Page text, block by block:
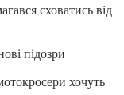
сховатись від
підозри
хочуть